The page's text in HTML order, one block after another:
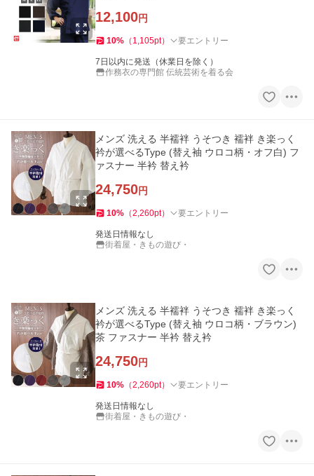
12,100円
10% （ 1,105pt） 要エントリー
7日以内に発送（休業日を除く）
作務衣の専門館 伝統芸術を着る会
メンズ 洗える 半襦袢 うそつき 襦袢 き楽っく
衿が選べるType (替え袖 ウロコ柄・オフ白) フ
ァスナー 半衿 替え衿
24,750円
10% （2,260pt） 要エントリー
発送日情報なし
街着屋・きもの遊び・
メンズ 洗える 半襦袢 うそつき 襦袢 き楽っく
衿が選べるType (替え袖 ウロコ柄・ブラウン)
茶 ファスナー 半衿 替え衿
24,750円
10% （2,260pt） 要エントリー
発送日情報なし
街着屋・きもの遊び・